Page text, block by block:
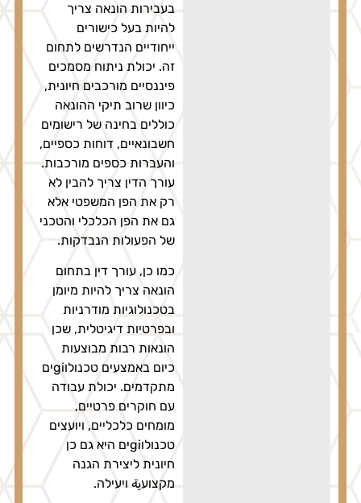
בעבירות הונאה צריך
להיות בעל כישורים
ייחודיים הנדרשים לתחום
זה. יכולת ניתוח מסמכים
פיננסיים מורכבים חיונית,
כיוון שרוב תיקי ההונאה
כוללים בחינה של רישומים
חשבונאיים, דוחות כספיים,
והעברות כספים מורכבות.
עורך הדין צריך להבין לא
רק את הפן המשפטי אלא
גם את הפן הכלכלי והטכני
של הפעולות הנבדקות.
כמו כן, עורך דין בתחום
הונאה צריך להיות מיומן
בטכנולוגיות מודרניות
ובפרטיות דיגיטלית, שכן
הונאות רבות מבוצעות
כיום באמצעים טכנולוgiים
מתקדמים. יכולת עבודה
עם חוקרים פרטיים,
מומחים כלכליים, ויועצים
טכנולוgiים היא גם כן
חיונית ליצירת הגנה
מקצועية ויעילה.